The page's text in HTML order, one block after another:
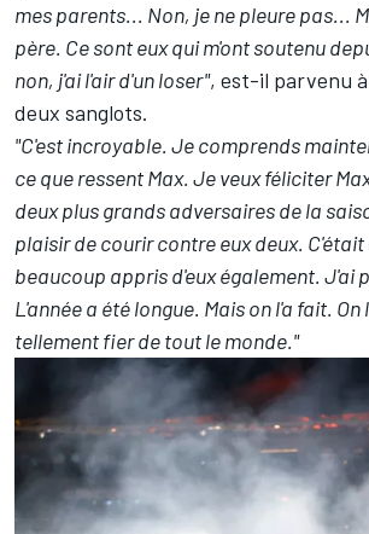
mes parents... Non, je ne pleure pas...
père. Ce sont eux qui m'ont soutenu
non, j'ai l'air d'un loser", est-il parvenu
deux sanglots.
"C'est incroyable. Je comprends
ce que ressent Max. Je veux féliciter
deux plus grands adversaires de la
plaisir de courir contre eux deux. C'était
beaucoup appris d'eux également. J'ai
L'année a été longue. Mais on l'a fait.
tellement fier de tout le monde."